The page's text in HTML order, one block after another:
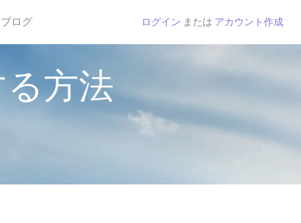
ブログ ログイン または アカウント作成
方法